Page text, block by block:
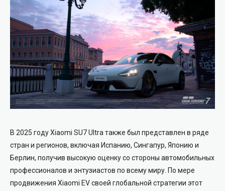
В 2025 году Xiaomi SU7 Ultra также был представлен в ряде
стран и регионов, включая Испанию, Сингапур, Японию и
Берлин, получив высокую оценку со стороны автомобильных
профессионалов и энтузиастов по всему миру. По мере
продвижения Xiaomi EV своей глобальной стратегии этот